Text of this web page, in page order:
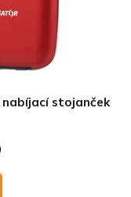
nabíjací stojanček